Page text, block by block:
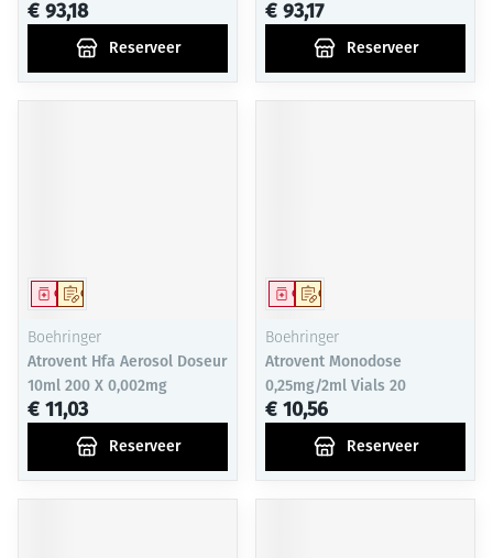
€ 93,18
Reserveer
€ 93,17
Reserveer
Op voorschrift
Geneesmiddel
Boehringer
Atrovent Hfa Aerosol Doseur
10ml 200 X 0,002mg
€ 11,03
Reserveer
Op voorschrift
Geneesmiddel
Boehringer
Atrovent Monodose
0,25mg/2ml Vials 20
€ 10,56
Reserveer